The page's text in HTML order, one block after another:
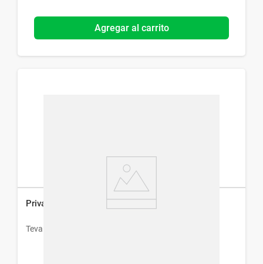
Agregar al carrito
Privalgia Migra x 10 Comprimidos
Teva